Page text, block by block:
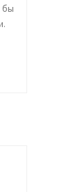
бы